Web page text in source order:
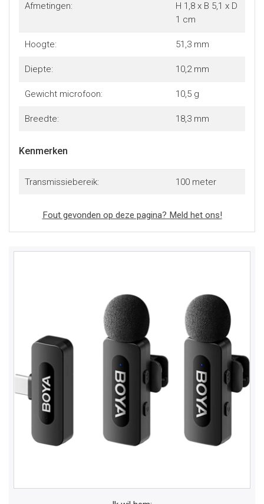
Afmetingen:
H 1,8 x B 5,1 x D
1 cm
Hoogte: 51,3 mm
Diepte: 10,2 mm
Gewicht microfoon: 10,5 g
Breedte: 18,3 mm
Kenmerken
Transmissiebereik: 100 meter
Fout gevonden op deze pagina? Meld het ons!